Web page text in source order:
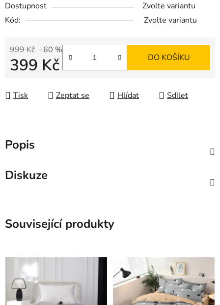
Dostupnost
Zvolte variantu
Kód:
Zvolte variantu
999 Kč –60 %
399 Kč DO KOŠÍKU
Tisk Zeptat se Hlídat Sdílet
Popis
Diskuze
Související produkty